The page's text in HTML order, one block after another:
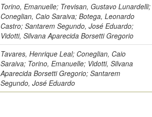
Torino, Emanuelle; Trevisan, Gustavo Lunardelli;
Coneglian, Caio Saraiva; Botega, Leonardo
Castro; Santarem Segundo, José Eduardo;
Vidotti, Silvana Aparecida Borsetti Gregorio
Tavares, Henrique Leal; Coneglian, Caio
Saraiva; Torino, Emanuelle; Vidotti, Silvana
Aparecida Borsetti Gregorio; Santarem
Segundo, José Eduardo